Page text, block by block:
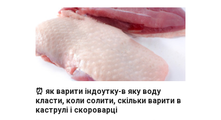
⏰ як варити індоутку-в яку воду
класти, коли солити, скільки варити в
каструлі і скороварці